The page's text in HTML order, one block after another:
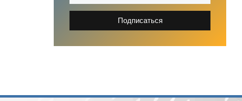
Подписаться